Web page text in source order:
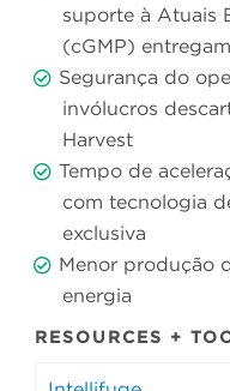
suporte à Atuais
(cGMP)
Segurança do
invólucros
Harvest
Tempo de
com tecnologia
exclusiva
Menor produção
energia
RESOURCES +